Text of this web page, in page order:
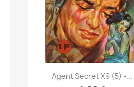
Vista rápida
Agent Secret X9 (5) -...